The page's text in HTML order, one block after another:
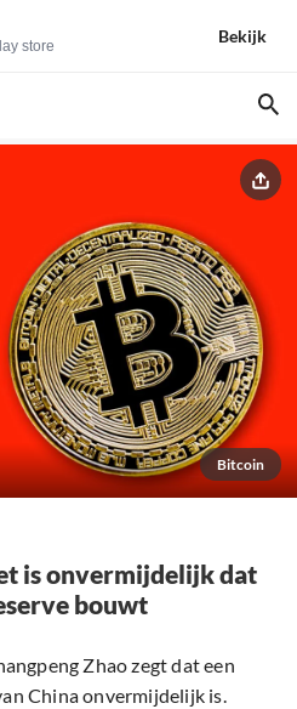
store
Bekijk
Bitcoin
is onvermijdelijk dat
bouwt
Zhao zegt dat een
China onvermijdelijk is.